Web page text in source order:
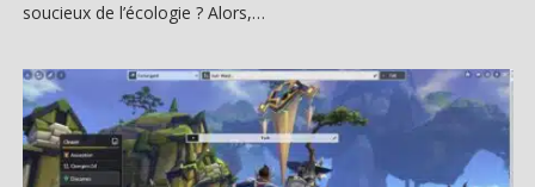
soucieux de l’écologie ? Alors,…